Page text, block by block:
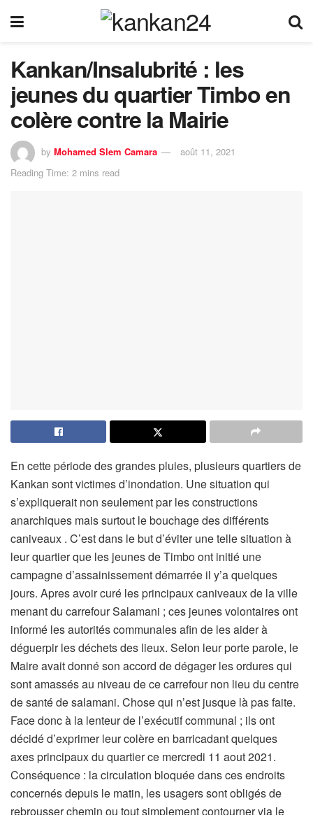
Kankan/Insalubrité : les
jeunes du quartier Timbo en
colère contre la Mairie
by Mohamed Slem Camara
août 11, 2021
Reading Time: 2 mins read
En cette période des grandes pluies, plusieurs quartiers de
Kankan sont victimes d’inondation. Une situation qui
s’expliquerait non seulement par les constructions
anarchiques mais surtout le bouchage des différents
caniveaux . C’est dans le but d’éviter une telle situation à
leur quartier que les jeunes de Timbo ont initié une
campagne d’assainissement démarrée il y’a quelques
jours. Apres avoir curé les principaux caniveaux de la ville
menant du carrefour Salamani ; ces jeunes volontaires ont
informé les autorités communales afin de les aider à
déguerpir les déchets des lieux. Selon leur porte parole, le
Maire avait donné son accord de dégager les ordures qui
sont amassés au niveau de ce carrefour non lieu du centre
de santé de salamani. Chose qui n’est jusque là pas faite.
Face donc à la lenteur de l’exécutif communal ; ils ont
décidé d’exprimer leur colère en barricadant quelques
axes principaux du quartier ce mercredi 11 aout 2021.
Conséquence : la circulation bloquée dans ces endroits
concernés depuis le matin, les usagers sont obligés de
rebrousser chemin ou tout simplement contourner via le